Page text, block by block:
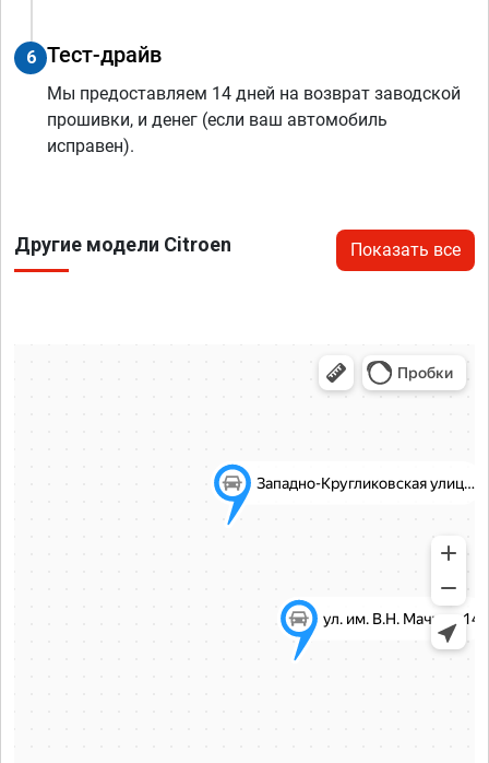
6 Тест-драйв
Мы предоставляем 14 дней на возврат заводской
прошивки, и денег (если ваш автомобиль
исправен).
Другие модели Citroen Показать все